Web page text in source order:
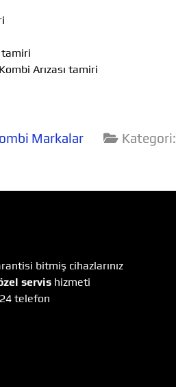
tamiri
Arızası tamiri
Markalar Kategori:
bitmiş cihazlarınız
servis hizmeti
telefon